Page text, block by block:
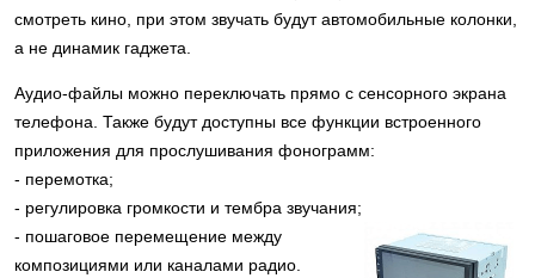
смотреть кино, при этом звучать будут автомобильные колонки,
а не динамик гаджета.
Аудио-файлы можно переключать прямо с сенсорного экрана
телефона. Также будут доступны все функции встроенного
приложения для прослушивания фонограмм:
- перемотка;
- регулировка громкости и тембра звучания;
- пошаговое перемещение между
композициями или каналами радио.